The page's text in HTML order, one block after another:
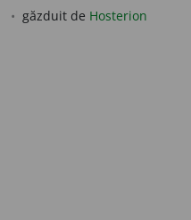
găzduit de Hosterion